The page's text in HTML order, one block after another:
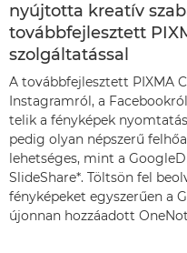
nyújtotta kreatív
továbbfejlesztett
szolgáltatással
A továbbfejlesztett PIXMA
Instagramról, a
telik a fényképek
pedig olyan népszerű
lehetséges, mint a
SlideShare*. Töltsön fel
fényképeket egyszerűen a
újonnan hozzáadott